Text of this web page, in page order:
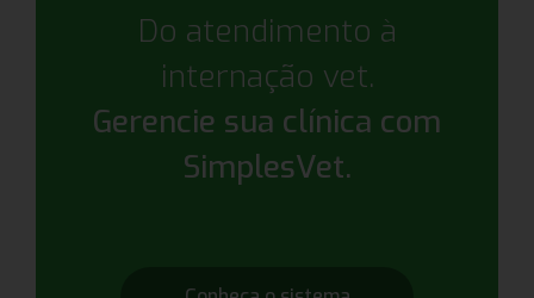
Do atendimento à
internação vet.
Gerencie sua clínica com
SimplesVet.